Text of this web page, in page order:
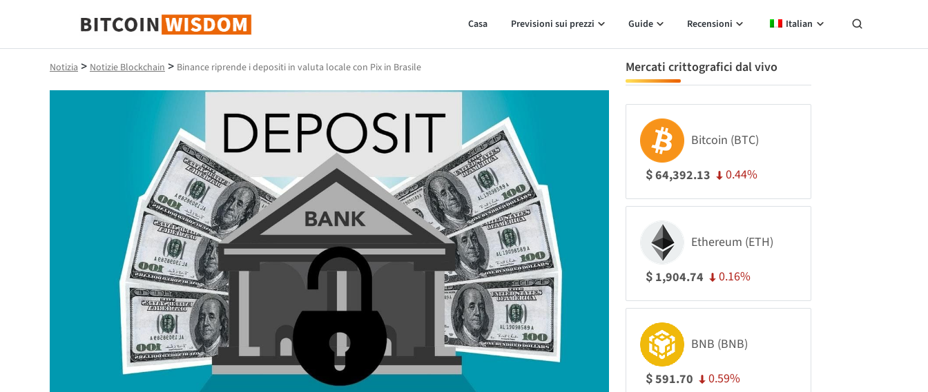
Saggezza Bitcoin
Casa Previsioni sui prezzi Guide Recensioni Italian
Notizia > Notizie Blockchain > Binance riprende i depositi in valuta locale con Pix in Brasile Mercati crittografici dal vivo
Bitcoin (BTC)
$64,392.13 0.44%
Ethereum (ETH)
$ 1,904.74 0.16%
BNB (BNB)
$591.70 0.59%